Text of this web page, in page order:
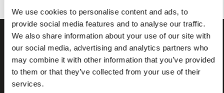
We use cookies to personalise content and ads, to
provide social media features and to analyse our traffic.
We also share information about your use of our site with
our social media, advertising and analytics partners who
may combine it with other information that you’ve provided
to them or that they’ve collected from your use of their
services.